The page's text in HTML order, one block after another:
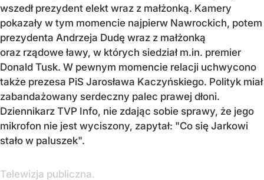
wszedł prezydent elekt wraz z małżonką. Kamery
pokazały w tym momencie najpierw Nawrockich, potem
prezydenta Andrzeja Dudę wraz z małżonką
oraz rządowe ławy, w których siedział m.in. premier
Donald Tusk. W pewnym momencie relacji uchwycono
także prezesa PiS Jarosława Kaczyńskiego. Polityk miał
zabandażowany serdeczny palec prawej dłoni.
Dziennikarz TVP Info, nie zdając sobie sprawy, że jego
mikrofon nie jest wyciszony, zapytał: "Co się Jarkowi
stało w paluszek".
Telewizja publiczna.